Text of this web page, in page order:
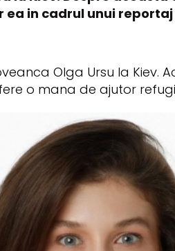
in cadrul unui
Olga Ursu la Kiev.
o mana de ajutor